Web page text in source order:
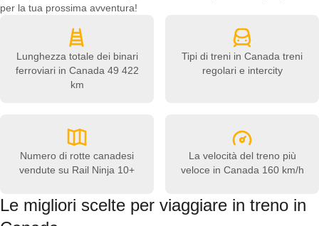
per la tua prossima avventura!
Lunghezza totale dei binari
ferroviari in Canada 49 422
km
Tipi di treni in Canada treni
regolari e intercity
Numero di rotte canadesi
vendute su Rail Ninja 10+
La velocità del treno più
veloce in Canada 160 km/h
Le migliori scelte per viaggiare in treno in